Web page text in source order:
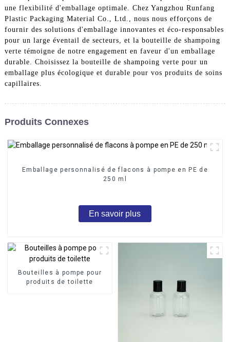
une flexibilité d'emballage optimale. Chez Yangzhou Runfang
Plastic Packaging Material Co., Ltd., nous nous efforçons de
fournir des solutions d'emballage innovantes et éco-responsables
pour un large éventail de secteurs, et la bouteille de shampoing
verte témoigne de notre engagement en faveur d'un emballage
durable. Choisissez la bouteille de shampoing verte pour un
emballage plus écologique et durable pour vos produits de soins
capillaires.
Produits Connexes
Emballage personnalisé de flacons à pompe en PE de
250 ml
En savoir plus
Bouteilles à pompe pour
produits de toilette